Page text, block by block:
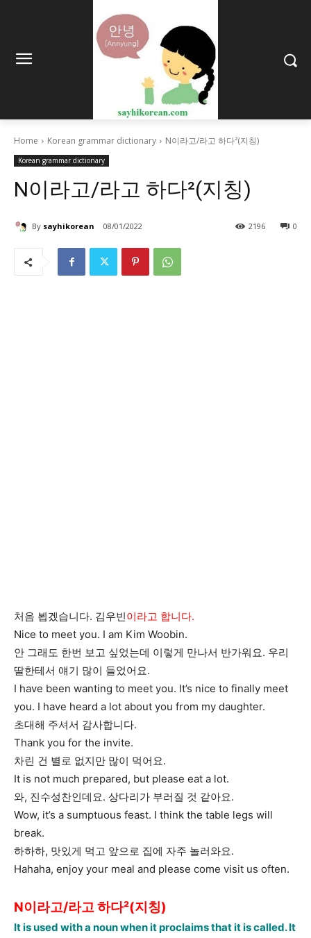
Home Korean grammar dictionary N이라고/라고 하다²(지칭)
Korean grammar dictionary
N이라고/라고 하다²(지칭)
By sayhikorean 08/01/2022 0
2196
처음 뵙겠습니다. 김우빈이라고 합니다.
Nice to meet you. I am Kim Woobin.
안 그래도 한번 보고 싶었는데 이렇게 만나서 반가워요. 우리
딸한테서 얘기 많이 들었어요.
I have been wanting to meet you. It’s nice to finally meet
you. I have heard a lot about you from my daughter.
초대해 주셔서 감사합니다.
Thank you for the invite.
차린 건 별로 없지만 많이 먹어요.
It is not much prepared, but please eat a lot.
와, 진수성찬인데요. 상다리가 부러질 것 같아요.
Wow, it’s a sumptuous feast. I think the table legs will
break.
하하하, 맛있게 먹고 앞으로 집에 자주 놀러와요.
Hahaha, enjoy your meal and please come visit us often.
N이라고/라고 하다²(지칭)
It is used with a noun when it proclaims that it is called. It